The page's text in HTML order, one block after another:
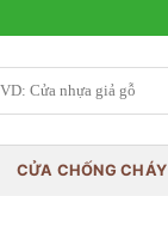
CỬA CHỐNG CHÁY